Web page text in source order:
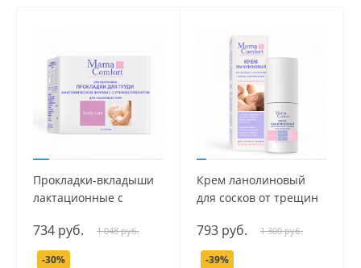
Прокладки-вкладыши
лактационные с
серии Mama Com.fort,
30 шт.
734 руб. 1 048 руб.
-30%
Крем ланолиновый
для сосков от трещин
30 мл.
793 руб. 1 300 руб.
-39%